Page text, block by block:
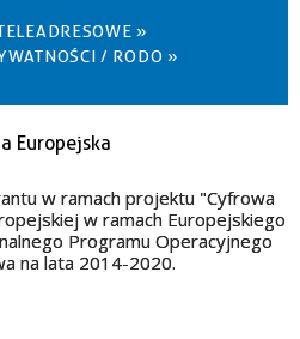
»
/ RODO »
w ramach projektu "Cyfrowa
w ramach Europejskiego
Programu Operacyjnego
na lata 2014-2020.